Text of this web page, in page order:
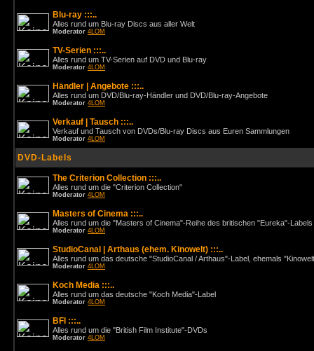
Blu-ray :::..
Alles rund um Blu-ray Discs aus aller Welt
Moderator 4LOM
TV-Serien :::..
Alles rund um TV-Serien auf DVD und Blu-ray
Moderator 4LOM
Händler | Angebote :::..
Alles rund um DVD/Blu-ray-Händler und DVD/Blu-ray-Angebote
Moderator 4LOM
Verkauf | Tausch :::..
Verkauf und Tausch von DVDs/Blu-ray Discs aus Euren Sammlungen
Moderator 4LOM
DVD-Labels
The Criterion Collection :::..
Alles rund um die "Criterion Collection"
Moderator 4LOM
Masters of Cinema :::..
Alles rund um die "Masters of Cinema"-Reihe des britischen "Eureka"-Labels
Moderator 4LOM
StudioCanal | Arthaus (ehem. Kinowelt) :::..
Alles rund um das deutsche "StudioCanal / Arthaus"-Label, ehemals
Moderator 4LOM
Koch Media :::..
Alles rund um das deutsche "Koch Media"-Label
Moderator 4LOM
BFI :::..
Alles rund um die "British Film Institute"-DVDs
Moderator 4LOM